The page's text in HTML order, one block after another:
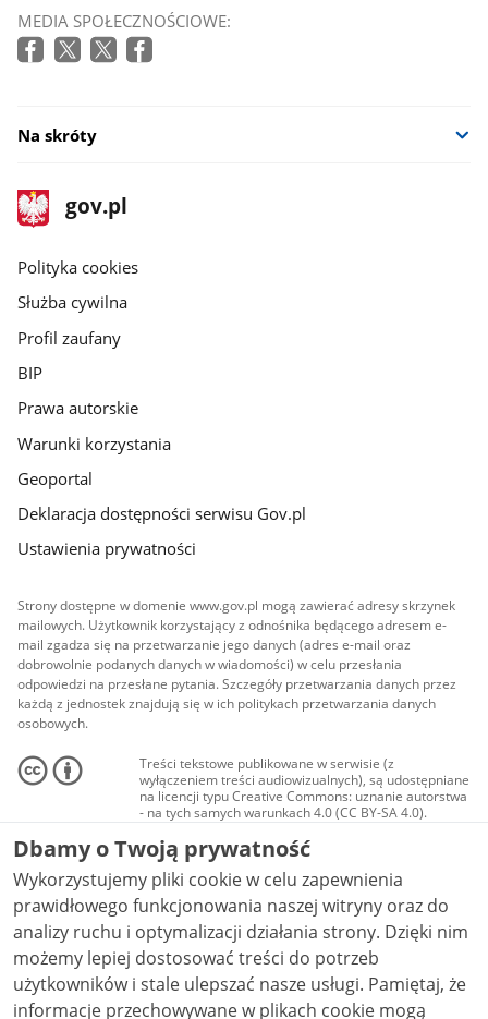
MEDIA SPOŁECZNOŚCIOWE:
Na skróty
stopka
gov.pl
Strona
gov.pl
gov.pl
Polityka cookies
Służba cywilna
Profil zaufany
BIP
Prawa autorskie
Warunki korzystania
Geoportal
Deklaracja dostępności serwisu Gov.pl
Ustawienia prywatności
Strony dostępne w domenie www.gov.pl mogą zawierać adresy skrzynek
mailowych. Użytkownik korzystający z odnośnika będącego adresem e-
mail zgadza się na przetwarzanie jego danych (adres e-mail oraz
dobrowolnie podanych danych w wiadomości) w celu przesłania
odpowiedzi na przesłane pytania. Szczegóły przetwarzania danych przez
każdą z jednostek znajdują się w ich politykach przetwarzania danych
osobowych.
Treści tekstowe publikowane w serwisie (z
wyłączeniem treści audiowizualnych), są udostępniane
na licencji typu Creative Commons: uznanie autorstwa
- na tych samych warunkach 4.0 (CC BY-SA 4.0).
Materiały audiowizualne, w tym zdjęcia, materiały
audio i wideo, są udostępniane na licencji typu
Creative Commons: uznanie autorstwa użycie
niekomercyjne - bez utworów zależnych 4.0 (CC BY-
NC-ND 4.0), o ile nie jest to stwierdzone inaczej.
Dbamy o Twoją prywatność
Wykorzystujemy pliki cookie w celu zapewnienia
prawidłowego funkcjonowania naszej witryny oraz do
analizy ruchu i optymalizacji działania strony. Dzięki nim
możemy lepiej dostosować treści do potrzeb
użytkowników i stale ulepszać nasze usługi. Pamiętaj, że
informacje przechowywane w plikach cookie mogą